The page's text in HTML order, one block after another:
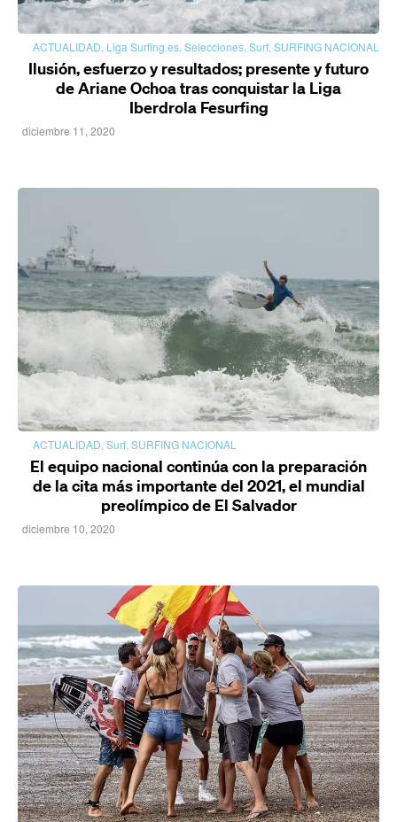
ACTUALIDAD, Liga Surfing.es, Selecciones, Surf, SURFING NACIONAL
Ilusión, esfuerzo y resultados; presente y futuro
de Ariane Ochoa tras conquistar la Liga
Iberdrola Fesurfing
diciembre 11, 2020
ACTUALIDAD, Surf, SURFING NACIONAL
El equipo nacional continúa con la preparación
de la cita más importante del 2021, el mundial
preolímpico de El Salvador
diciembre 10, 2020